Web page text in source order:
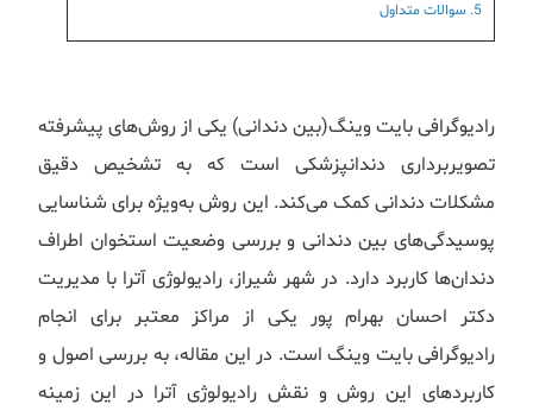
5. سوالات متداول
رادیوگرافی بایت وینگ(بین دندانی) یکی از روش‌های پیشرفته
تصویربرداری دندانپزشکی است که به تشخیص دقیق
مشکلات دندانی کمک می‌کند. این روش به‌ویژه برای شناسایی
پوسیدگی‌های بین دندانی و بررسی وضعیت استخوان اطراف
دندان‌ها کاربرد دارد. در شهر شیراز، رادیولوژی آترا با مدیریت
دکتر احسان بهرام پور یکی از مراکز معتبر برای انجام
رادیوگرافی بایت وینگ است. در این مقاله، به بررسی اصول و
کاربردهای این روش و نقش رادیولوژی آترا در این زمینه